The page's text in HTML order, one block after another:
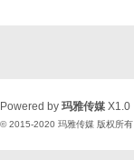
Powered by 玛雅传媒 X1.0
© 2015-2020 玛雅传媒 版权所有